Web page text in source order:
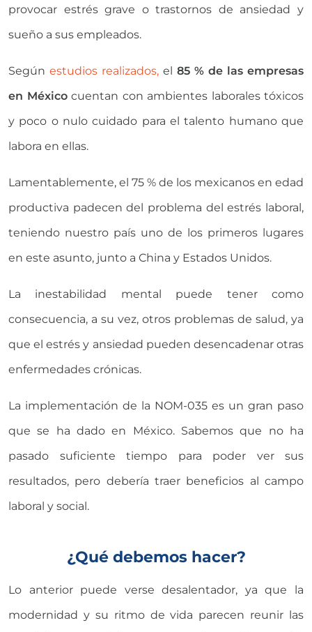
provocar estrés grave o trastornos de ansiedad y
sueño a sus empleados.
Según estudios realizados, el 85 % de las empresas
en Méxicocuentan con ambientes laborales tóxicos
y poco o nulo cuidado para el talento humano que
labora en ellas.
Lamentablemente, el 75 % de los mexicanos en edad
productiva padecen del problema del estrés laboral,
teniendo nuestro país uno de los primeros lugares
en este asunto, junto a China y Estados Unidos.
La inestabilidad mental puede tener como
consecuencia, a su vez, otros problemas de salud, ya
que el estrés y ansiedad pueden desencadenar otras
enfermedades crónicas.
La implementación de la NOM-035 es un gran paso
que se ha dado en México. Sabemos que no ha
pasado suficiente tiempo para poder ver sus
resultados, pero debería traer beneficios al campo
laboral y social.
¿Qué debemos hacer?
Lo anterior puede verse desalentador, ya que la
modernidad y su ritmo de vida parecen reunir las